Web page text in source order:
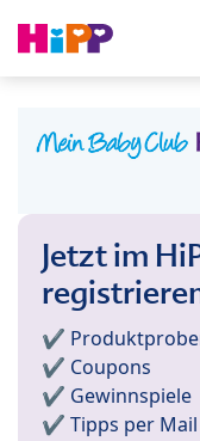
Jetzt im
✔️
✔️ Coupons
✔️ Gewinnspiele
✔️ Tipps per Mail